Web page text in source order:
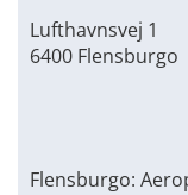
Lufthavnsvej 1
6400 Flensburgo
Flensburgo: